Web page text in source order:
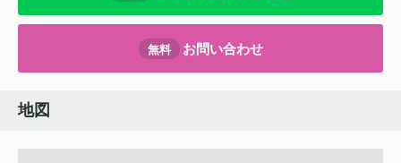
無料 お問い合わせ
地図